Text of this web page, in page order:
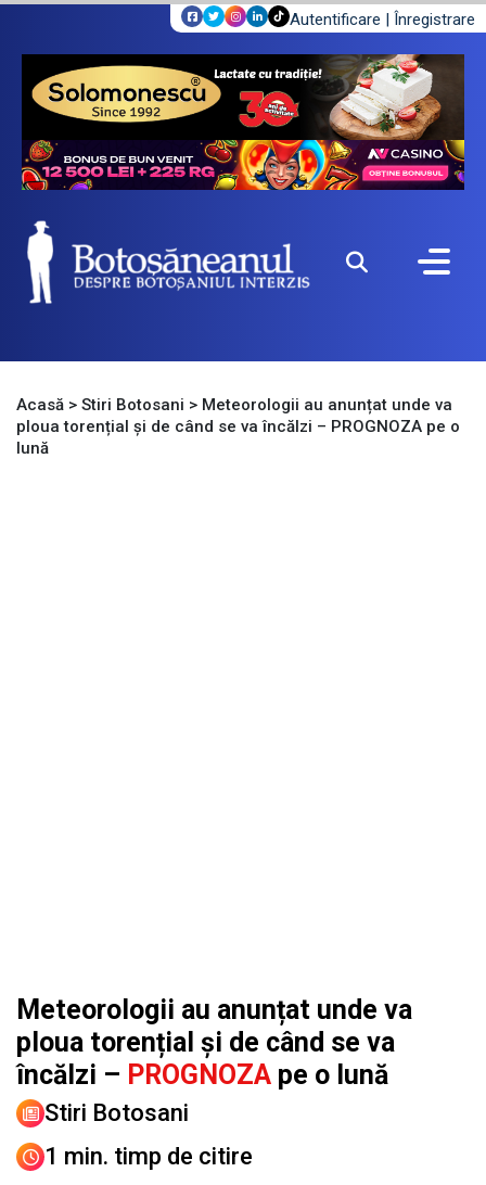
Autentificare | Înregistrare
Acasă > Stiri Botosani > Meteorologii au anunțat unde va
ploua torențial și de când se va încălzi – PROGNOZA pe o
lună
Meteorologii au anunțat unde va
ploua torențial și de când se va
încălzi – PROGNOZA pe o lună
Stiri Botosani
1 min. timp de citire